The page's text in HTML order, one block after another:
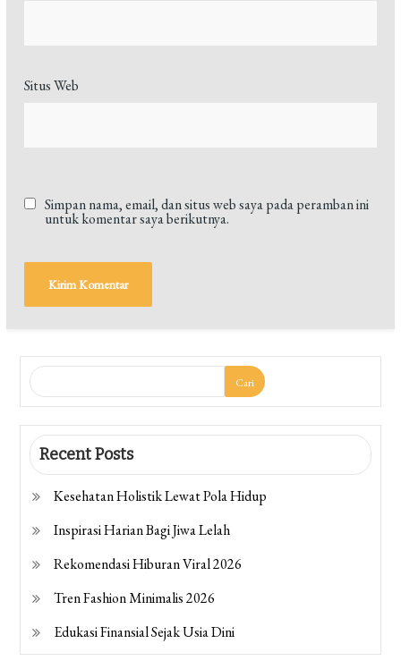
Situs Web
Simpan nama, email, dan situs web saya pada peramban ini
untuk komentar saya berikutnya.
Cari
Recent Posts
Kesehatan Holistik Lewat Pola Hidup
Inspirasi Harian Bagi Jiwa Lelah
Rekomendasi Hiburan Viral 2026
Tren Fashion Minimalis 2026
Edukasi Finansial Sejak Usia Dini